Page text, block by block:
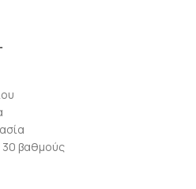
30 βαθμούς